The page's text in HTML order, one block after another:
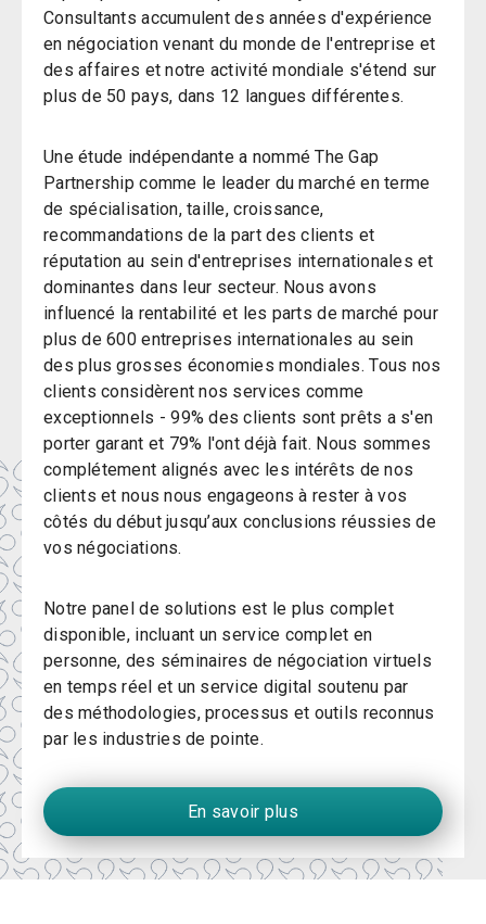
Consultants accumulent des années d'expérience
en négociation venant du monde de l'entreprise et
des affaires et notre activité mondiale s'étend sur
plus de 50 pays, dans 12 langues différentes.
Une étude indépendante a nommé The Gap
Partnership comme le leader du marché en terme
de spécialisation, taille, croissance,
recommandations de la part des clients et
réputation au sein d'entreprises internationales et
dominantes dans leur secteur. Nous avons
influencé la rentabilité et les parts de marché pour
plus de 600 entreprises internationales au sein
des plus grosses économies mondiales. Tous nos
clients considèrent nos services comme
exceptionnels - 99% des clients sont prêts a s'en
porter garant et 79% l'ont déjà fait. Nous sommes
complétement alignés avec les intérêts de nos
clients et nous nous engageons à rester à vos
côtés du début jusqu’aux conclusions réussies de
vos négociations.
Notre panel de solutions est le plus complet
disponible, incluant un service complet en
personne, des séminaires de négociation virtuels
en temps réel et un service digital soutenu par
des méthodologies, processus et outils reconnus
par les industries de pointe.
En savoir plus